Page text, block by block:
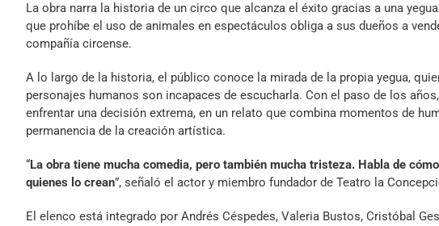
La obra narra la historia de un circo que alcanza el éxito gracias a una
que prohíbe el uso de animales en espectáculos obliga a sus dueños a
compañía circense.
A lo largo de la historia, el público conoce la mirada de la propia yegua,
personajes humanos son incapaces de escucharla. Con el paso de los
enfrentar una decisión extrema, en un relato que combina momentos de
permanencia de la creación artística.
“La obra tiene mucha comedia, pero también mucha tristeza. Habla de
quienes lo crean”, señaló el actor y miembro fundador de Teatro la
El elenco está integrado por Andrés Céspedes, Valeria Bustos, Cristóbal